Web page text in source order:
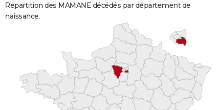
Répartition des MAMANE décédés par département de
naissance.